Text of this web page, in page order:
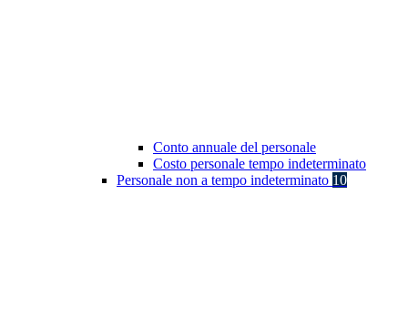
Conto annuale del personale
Costo personale tempo indeterminato
Personale non a tempo indeterminato 10